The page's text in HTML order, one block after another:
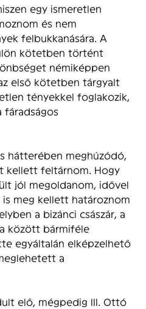
egy ismeretlen
és nem
felbukkanására. A
kötetben történt
némiképpen
első kötetben tárgyalt
tényekkel foglakozik,
fáradságos
hátterében meghúzódó,
kellett feltárnom. Hogy
jól megoldanom, idővel
is meg kellett határoznom
a bizánci császár, a
között bármiféle
egyáltalán elképzelhető
a
elő, mégpedig III. Ottó